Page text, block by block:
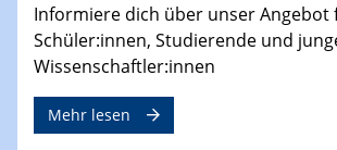
Informiere dich über unser Angebot
Schüler:innen, Studierende und
Wissenschaftler:innen
Mehr lesen